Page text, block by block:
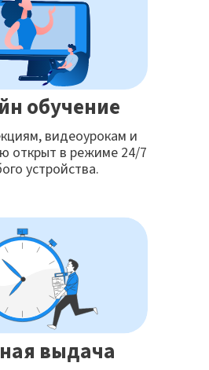
обучение
видеоурокам и
открыт в режиме 24/7
устройства.
выдача